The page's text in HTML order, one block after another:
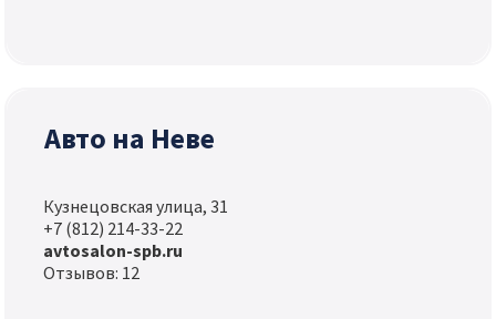
Авто на Неве
Кузнецовская улица, 31
+7 (812) 214-33-22
avtosalon-spb.ru
Отзывов: 12